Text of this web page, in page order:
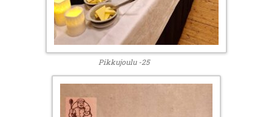
Pikkujoulu -25